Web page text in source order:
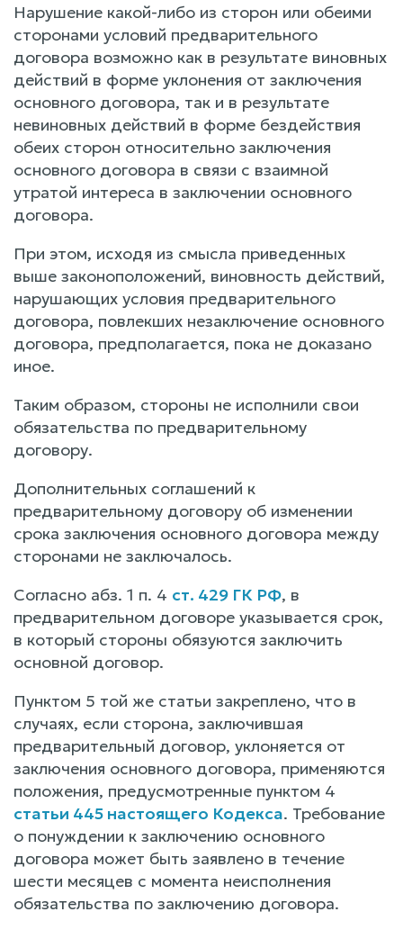
Нарушение какой-либо из сторон или обеими
сторонами условий предварительного
договора возможно как в результате виновных
действий в форме уклонения от заключения
основного договора, так и в результате
невиновных действий в форме бездействия
обеих сторон относительно заключения
основного договора в связи с взаимной
утратой интереса в заключении основного
договора.
При этом, исходя из смысла приведенных
выше законоположений, виновность действий,
нарушающих условия предварительного
договора, повлекших незаключение основного
договора, предполагается, пока не доказано
иное.
Таким образом, стороны не исполнили свои
обязательства по предварительному
договору.
Дополнительных соглашений к
предварительному договору об изменении
срока заключения основного договора между
сторонами не заключалось.
Согласно абз. 1 п. 4 ст. 429 ГК РФ, в
предварительном договоре указывается срок,
в который стороны обязуются заключить
основной договор.
Пунктом 5 той же статьи закреплено, что в
случаях, если сторона, заключившая
предварительный договор, уклоняется от
заключения основного договора, применяются
положения, предусмотренные пунктом 4
статьи 445 настоящего Кодекса. Требование
о понуждении к заключению основного
договора может быть заявлено в течение
шести месяцев с момента неисполнения
обязательства по заключению договора.